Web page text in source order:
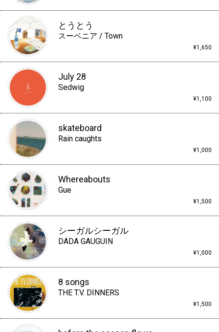
とうとう
スーベニア / Town
¥1,650
July 28
Sedwig
¥1,100
skateboard
Rain caughts
¥1,000
Whereabouts
Gue
¥1,500
シーガルシーガル
DADA GAUGUIN
¥1,000
8 songs
THE T.V. DINNERS
¥1,500